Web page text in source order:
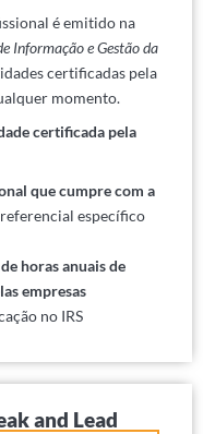
é emitido na
Informação e Gestão da
certificadas pela
momento.
certificada pela
que cumpre com a
específico
horas anuais de
empresas
no IRS
and Lead